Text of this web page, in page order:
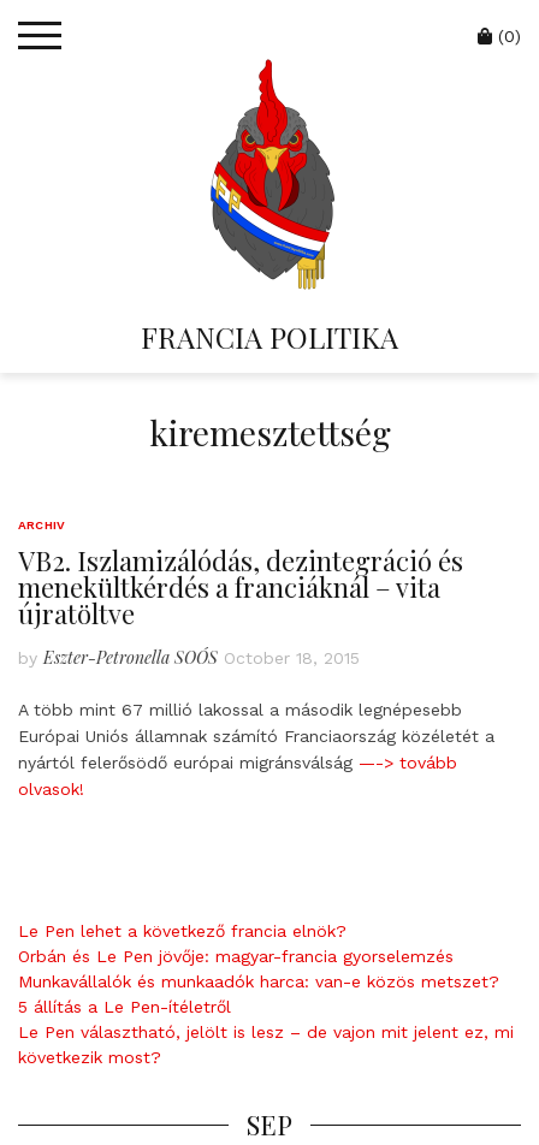
FRANCIA POLITIKA
Cart
(0)
kiremesztettség
ARCHIV
VB2. Iszlamizálódás, dezintegráció és
menekültkérdés a franciáknál – vita
újratöltve
by Eszter-Petronella SOÓS October 18, 2015
A több mint 67 millió lakossal a második legnépesebb
Európai Uniós államnak számító Franciaország közéletét a
nyártól felerősödő európai migránsválság —-> tovább
olvasok!
Le Pen lehet a következő francia elnök?
Orbán és Le Pen jövője: magyar-francia gyorselemzés
Munkavállalók és munkaadók harca: van-e közös metszet?
5 állítás a Le Pen-ítéletről
Le Pen választható, jelölt is lesz – de vajon mit jelent ez, mi
következik most?
SEP